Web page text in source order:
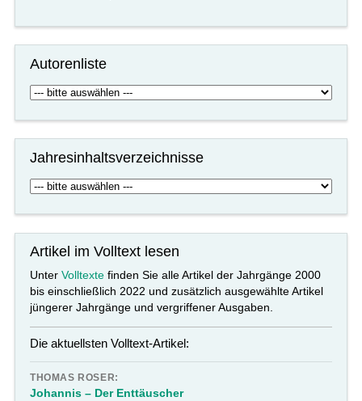
Autorenliste
Jahresinhaltsverzeichnisse
Artikel im Volltext lesen
UnterVolltexte finden Sie alle Artikel der Jahrgänge 2000
bis einschließlich 2022 und zusätzlich ausgewählte Artikel
jüngerer Jahrgänge und vergriffener Ausgaben.
Die aktuellsten Volltext-Artikel:
THOMAS ROSER:
Johannis – Der Enttäuscher